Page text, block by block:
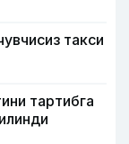
такси
тартибга